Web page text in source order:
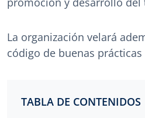
La organización velará
código de buenas
TABLA DE CONTENIDOS